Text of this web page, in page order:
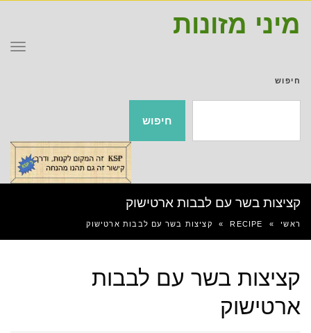
מיני מזונות
חיפוש
חיפוש
קציצות בשר עם לבבות ארטישוק
ראשי »
RECIPE
» קציצות בשר עם לבבות ארטישוק
קציצות בשר עם לבבות
ארטישוק